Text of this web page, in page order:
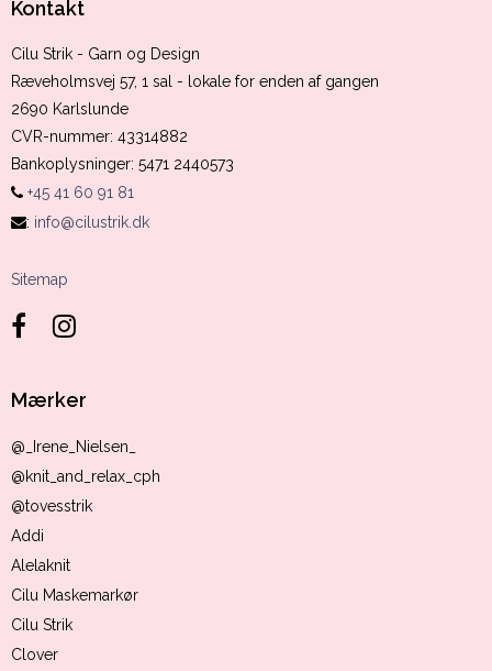
Kontakt
Cilu Strik - Garn og Design
Ræveholmsvej 57, 1 sal - lokale for enden af gangen
2690 Karlslunde
CVR-nummer: 43314882
Bankoplysninger: 5471 2440573
+45 41 60 91 81
: info@cilustrik.dk
Sitemap
Mærker
@_Irene_Nielsen_
@knit_and_relax_cph
@tovesstrik
Addi
Alelaknit
Cilu Maskemarkør
Cilu Strik
Clover